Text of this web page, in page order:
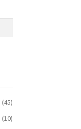
(45)
(10)